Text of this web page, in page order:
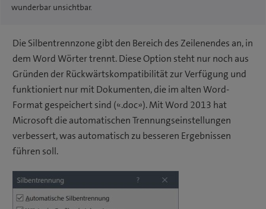
wunderbar unsichtbar.
Die Silbentrennzone gibt den Bereich des Zeilenendes an, in
dem Word Wörter trennt. Diese Option steht nur noch aus
Gründen der Rückwärtskompatibilität zur Verfügung und
funktioniert nur mit Dokumenten, die im alten Word-
Format gespeichert sind («.doc»). Mit Word 2013 hat
Microsoft die automatischen Trennungseinstellungen
verbessert, was automatisch zu besseren Ergebnissen
führen soll.